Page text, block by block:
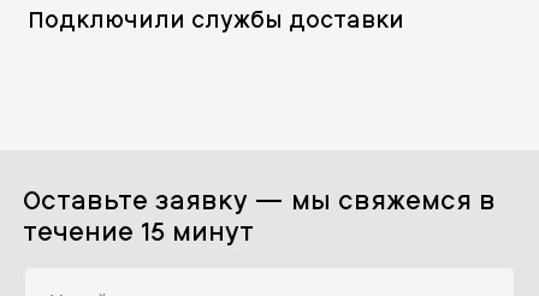
Подключили службы доставки
Оставьте заявку — мы свяжемся в
течение 15 минут